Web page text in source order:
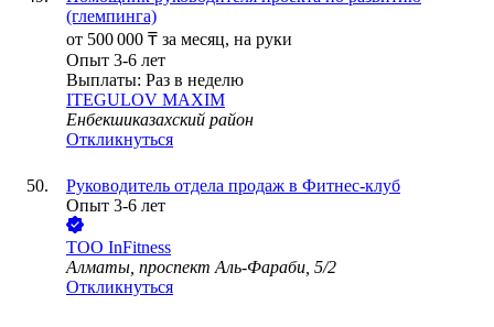
(глемпинга)
от 500 000 ₸ за месяц, на руки
Опыт 3-6 лет
Выплаты: Раз в неделю
ITEGULOV MAXIM
Енбекшиказахский район
Откликнуться
Руководитель отдела продаж в Фитнес-клуб
Опыт 3-6 лет
ТОО InFitness
Алматы, проспект Аль-Фараби, 5/2
Откликнуться